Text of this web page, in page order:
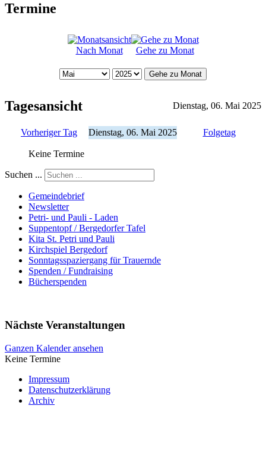
Termine
Nach Monat Gehe zu Monat
Gehe zu Monat
Tagesansicht Dienstag, 06. Mai 2025
Vorheriger Tag Dienstag, 06. Mai 2025 Folgetag
Keine Termine
Suchen ...
Gemeindebrief
Newsletter
Petri- und Pauli - Laden
Suppentopf / Bergedorfer Tafel
Kita St. Petri und Pauli
Kirchspiel Bergedorf
Sonntagsspaziergang für Trauernde
Spenden / Fundraising
Bücherspenden
Nächste Veranstaltungen
Ganzen Kalender ansehen
Keine Termine
Impressum
Datenschutzerklärung
Archiv